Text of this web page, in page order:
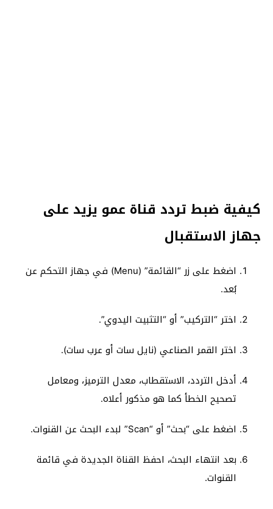
كيفية ضبط تردد قناة عمو يزيد على
جهاز الاستقبال
اضغط على زر “القائمة” (Menu) في جهاز التحكم عن
بُعد.
اختر “التركيب” أو “التثبيت اليدوي”.
اختر القمر الصناعي (نايل سات أو عرب سات).
أدخل التردد، الاستقطاب، معدل الترميز، ومعامل
تصحيح الخطأ كما هو مذكور أعلاه.
اضغط على “بحث” أو “Scan” لبدء البحث عن القنوات.
بعد انتهاء البحث، احفظ القناة الجديدة في قائمة
القنوات.